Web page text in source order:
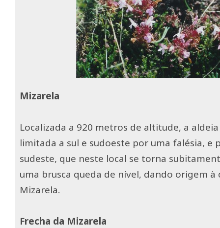
Mizarela
Localizada a 920 metros de altitude, a
limitada a sul e sudoeste por uma falésia, e
sudeste, que neste local se torna
uma brusca queda de nível, dando origem à
Mizarela.
Frecha da Mizarela